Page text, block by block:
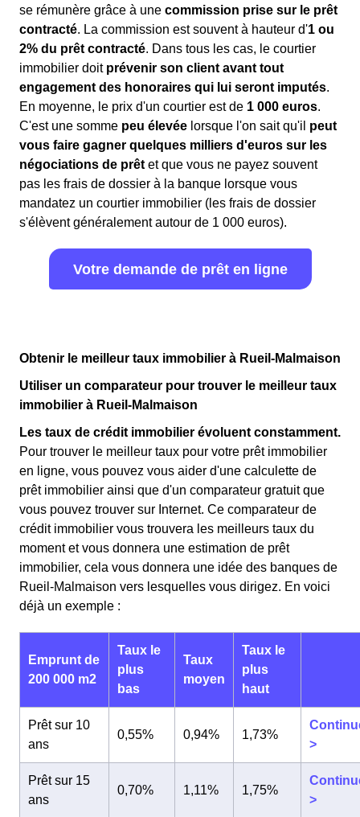
se rémunère grâce à une commission prise sur le prêt
contracté. La commission est souvent à hauteur d'1 ou
2% du prêt contracté. Dans tous les cas, le courtier
immobilier doit prévenir son client avant tout
engagement des honoraires qui lui seront imputés.
En moyenne, le prix d'un courtier est de 1 000 euros.
C'est une somme peu élevée lorsque l'on sait qu'il peut
vous faire gagner quelques milliers d'euros sur les
négociations de prêt et que vous ne payez souvent
pas les frais de dossier à la banque lorsque vous
mandatez un courtier immobilier (les frais de dossier
s'élèvent généralement autour de 1 000 euros).
Votre demande de prêt en ligne
Obtenir le meilleur taux immobilier à Rueil-Malmaison
Utiliser un comparateur pour trouver le meilleur taux
immobilier à Rueil-Malmaison
Les taux de crédit immobilier évoluent constamment.
Pour trouver le meilleur taux pour votre prêt immobilier
en ligne, vous pouvez vous aider d'une calculette de
prêt immobilier ainsi que d'un comparateur gratuit que
vous pouvez trouver sur Internet. Ce comparateur de
crédit immobilier vous trouvera les meilleurs taux du
moment et vous donnera une estimation de prêt
immobilier, cela vous donnera une idée des banques de
Rueil-Malmaison vers lesquelles vous dirigez. En voici
déjà un exemple :
Emprunt de
200 000 m2
Taux le
plus
bas
Taux
moyen
Taux le
plus
haut
Prêt sur 10
ans
0,55% 0,94% 1,73%
>
Prêt sur 15
ans
0,70% 1,11% 1,75%
>